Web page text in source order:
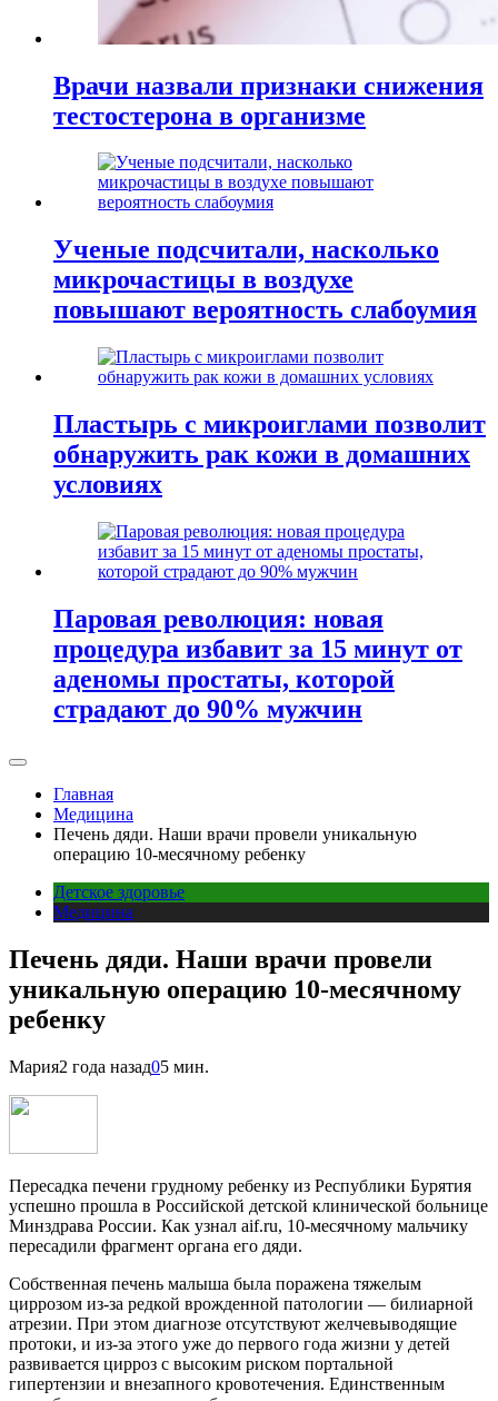
Врачи назвали признаки снижения
тестостерона в организме
Ученые подсчитали, насколько
микрочастицы в воздухе
повышают вероятность слабоумия
Пластырь с микроиглами позволит
обнаружить рак кожи в домашних
условиях
Паровая революция: новая
процедура избавит за 15 минут от
аденомы простаты, которой
страдают до 90% мужчин
Главная
Медицина
Печень дяди. Наши врачи провели уникальную
операцию 10-месячному ребенку
Детское здоровье
Медицина
Печень дяди. Наши врачи провели
уникальную операцию 10-месячному
ребенку
Мария2 года назад05 мин.
Пересадка печени грудному ребенку из Республики Бурятия
успешно прошла в Российской детской клинической больнице
Минздрава России. Как узнал aif.ru, 10-месячному мальчику
пересадили фрагмент органа его дяди.
Собственная печень малыша была поражена тяжелым
циррозом из-за редкой врожденной патологии — билиарной
атрезии. При этом диагнозе отсутствуют желчевыводящие
протоки, и из-за этого уже до первого года жизни у детей
развивается цирроз с высоким риском портальной
гипертензии и внезапного кровотечения. Единственным